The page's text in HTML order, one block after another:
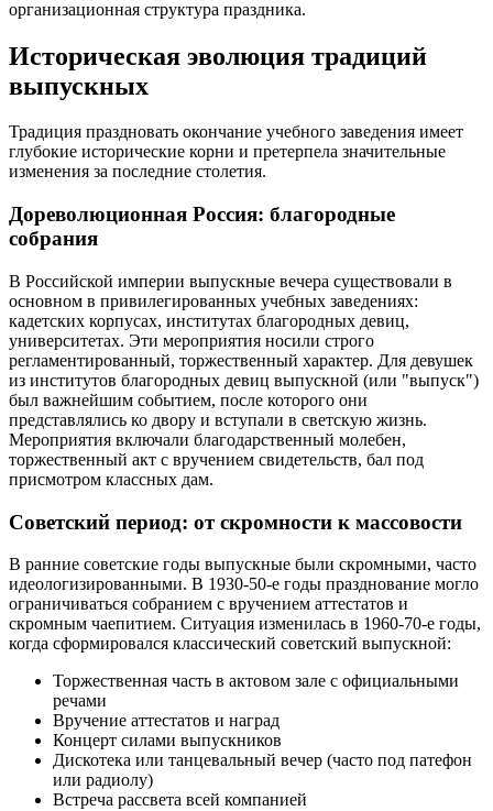
организационная структура праздника.
Историческая эволюция традиций
выпускных
Традиция праздновать окончание учебного заведения имеет
глубокие исторические корни и претерпела значительные
изменения за последние столетия.
Дореволюционная Россия: благородные
собрания
В Российской империи выпускные вечера существовали в
основном в привилегированных учебных заведениях:
кадетских корпусах, институтах благородных девиц,
университетах. Эти мероприятия носили строго
регламентированный, торжественный характер. Для девушек
из институтов благородных девиц выпускной (или "выпуск")
был важнейшим событием, после которого они
представлялись ко двору и вступали в светскую жизнь.
Мероприятия включали благодарственный молебен,
торжественный акт с вручением свидетельств, бал под
присмотром классных дам.
Советский период: от скромности к массовости
В ранние советские годы выпускные были скромными, часто
идеологизированными. В 1930-50-е годы празднование могло
ограничиваться собранием с вручением аттестатов и
скромным чаепитием. Ситуация изменилась в 1960-70-е годы,
когда сформировался классический советский выпускной:
Торжественная часть в актовом зале с официальными
речами
Вручение аттестатов и наград
Концерт силами выпускников
Дискотека или танцевальный вечер (часто под патефон
или радиолу)
Встреча рассвета всей компанией